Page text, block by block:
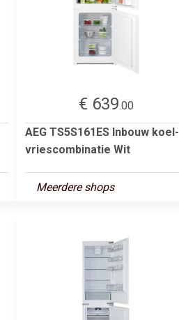
€ 639.00
AEG TS5S161ES Inbouw koel-
vriescombinatie Wit
Meerdere shops